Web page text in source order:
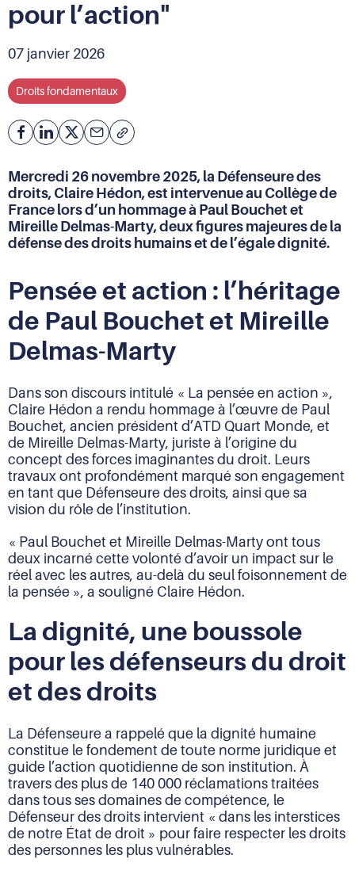
pour l’action"
07 janvier 2026
Droits fondamentaux
Facebook
Partager
Linkedin
Partager
X
Courriel
Copier
la
page
(URL)
dans
le
Mercredi 26 novembre 2025, la Défenseure des
droits, Claire Hédon, est intervenue au Collège de
France lors d’un hommage à Paul Bouchet et
Mireille Delmas-Marty, deux figures majeures de la
défense des droits humains et de l’égale dignité.
Pensée et action : l’héritage
de Paul Bouchet et Mireille
Delmas-Marty
Dans son discours intitulé « La pensée en action »,
Claire Hédon a rendu hommage à l’œuvre de Paul
Bouchet, ancien président d’ATD Quart Monde, et
de Mireille Delmas-Marty, juriste à l’origine du
concept des forces imaginantes du droit. Leurs
travaux ont profondément marqué son engagement
en tant que Défenseure des droits, ainsi que sa
vision du rôle de l’institution.
« Paul Bouchet et Mireille Delmas-Marty ont tous
deux incarné cette volonté d’avoir un impact sur le
réel avec les autres, au-delà du seul foisonnement de
la pensée », a souligné Claire Hédon.
La dignité, une boussole
pour les défenseurs du droit
et des droits
La Défenseure a rappelé que la dignité humaine
constitue le fondement de toute norme juridique et
guide l’action quotidienne de son institution. À
travers des plus de 140 000 réclamations traitées
dans tous ses domaines de compétence, le
Défenseur des droits intervient « dans les interstices
de notre État de droit » pour faire respecter les droits
des personnes les plus vulnérables.